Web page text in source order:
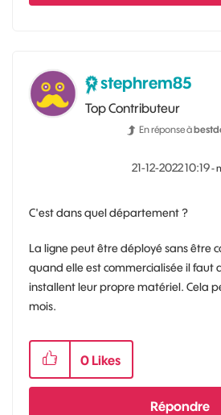
stephrem85
Top Contributeur
En réponse à
‎21-12-202210:19-
C'est dans quel département ?
La ligne peut être déployé sans être
quand elle est commercialisée il faut
installent leur propre matériel. Cela
mois.
0 Likes
Répondre